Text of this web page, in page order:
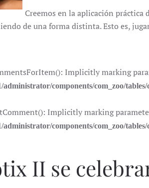
Creemos en la aplicación práctica
de una forma distinta. Esto es,
Implicitly marking
administrator/components/com_zoo/
Implicitly marking
administrator/components/com_zoo/
II se